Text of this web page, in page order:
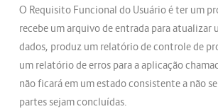
O Requisito Funcional do Usuário é ter um
recebe um arquivo de entrada para atualizar
dados, produz um relatório de controle de
um relatório de erros para a aplicação
não ficará em um estado consistente a não
partes sejam concluídas.